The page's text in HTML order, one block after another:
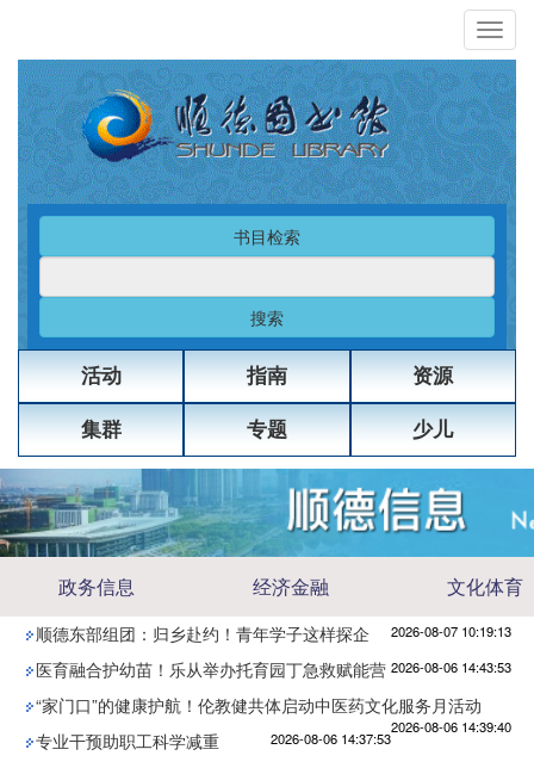
书目检索
搜索
活动 指南 资源
集群 专题 少儿
政务信息 经济金融 文化体育
顺德东部组团：归乡赴约！青年学子这样探企 2026-08-07 10:19:13
医育融合护幼苗！乐从举办托育园丁急救赋能营 2026-08-06 14:43:53
“家门口”的健康护航！伦教健共体启动中医药文化服务月活动
2026-08-06 14:39:40
专业干预助职工科学减重 2026-08-06 14:37:53